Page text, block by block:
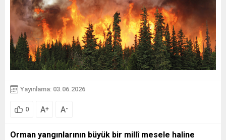
Yayınlama: 03.06.2026
0 A+ A-
Orman yangınlarının büyük bir millî mesele haline